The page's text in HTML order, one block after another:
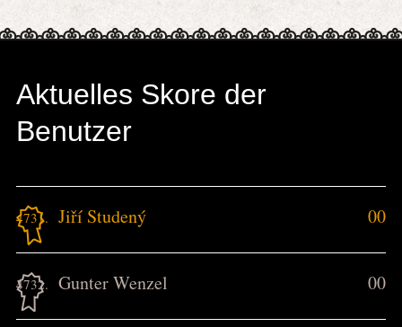
Aktuelles Skore der
Benutzer
4731. Jiří Studený 00
4732. Gunter Wenzel 00